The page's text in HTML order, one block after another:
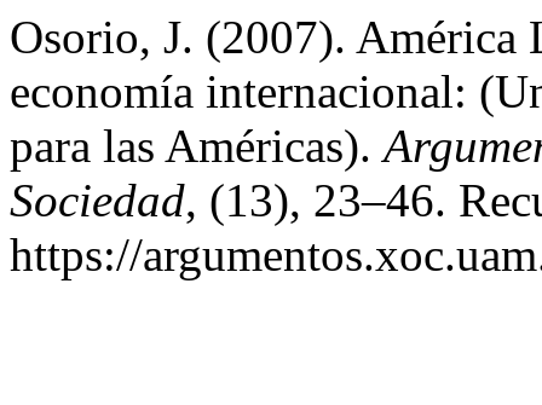
Osorio, J. (2007). América
economía internacional:
para las Américas).
Sociedad, (13), 23–46.
https://